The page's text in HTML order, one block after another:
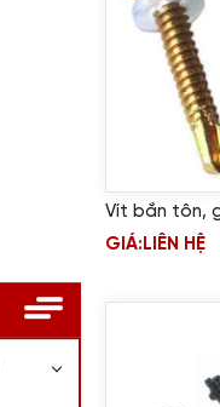
Vít bắn tôn,
GIÁ: LIÊN HỆ